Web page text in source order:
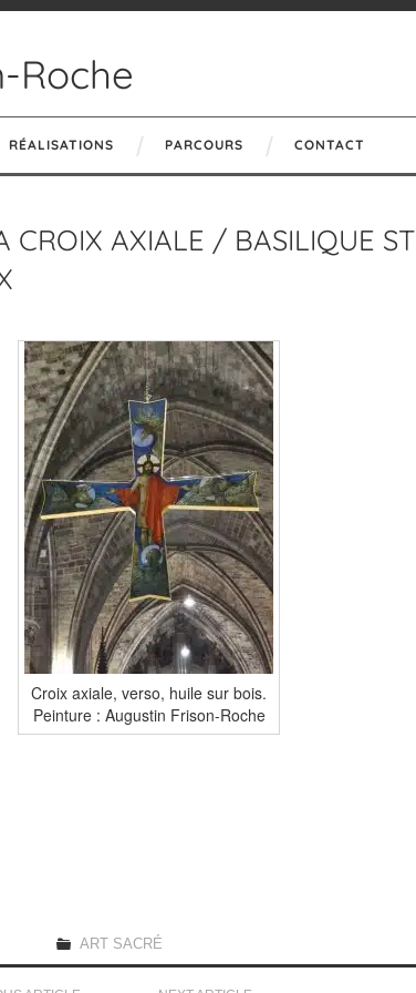
Roche
RÉALISATIONS PARCOURS CONTACT
CROIX AXIALE / BASILIQUE ST
Croix axiale, verso, huile sur bois.
Peinture : Augustin Frison-Roche
ART SACRÉ